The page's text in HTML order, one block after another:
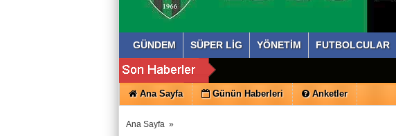
GÜNDEM SÜPER LİG YÖNETİM FUTBOLCULAR
Ana Sayfa Günün Haberleri Anketler
Ana Sayfa »